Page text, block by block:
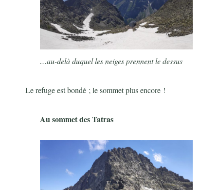
…au-delà duquel les neiges prennent le dessus
Le refuge est bondé ; le sommet plus encore !
Au sommet des Tatras